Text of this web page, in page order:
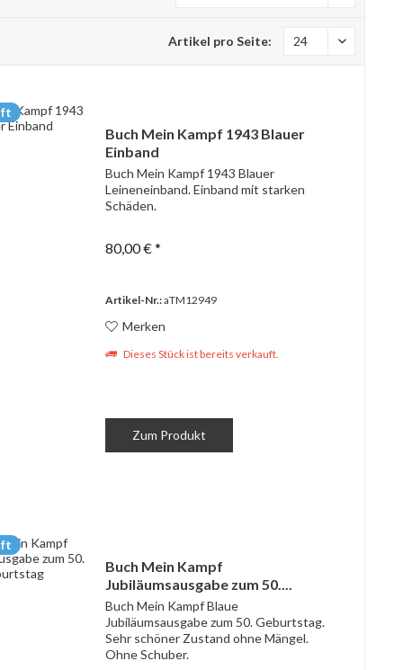
Artikel pro Seite:
Buch Mein Kampf 1943 Blauer
Einband
Buch Mein Kampf 1943 Blauer
Leineneinband. Einband mit starken
Schäden.
80,00 € *
Artikel-Nr.:aTM12949
Merken
Dieses Stück ist bereits verkauft.
Zum Produkt
Buch Mein Kampf
Jubiläumsausgabe zum 50....
Buch Mein Kampf Blaue
Jubiläumsausgabe zum 50. Geburtstag.
Sehr schöner Zustand ohne Mängel.
Ohne Schuber.